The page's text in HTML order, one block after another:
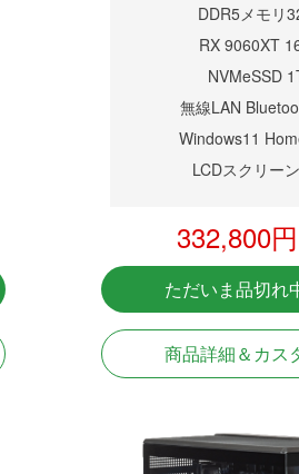
DDR5メモリ
RX 9060XT
NVMeSSD
無線LAN
Windows11
LCDスクリー
332,800円
ただいま品切れ
商品詳細＆カス